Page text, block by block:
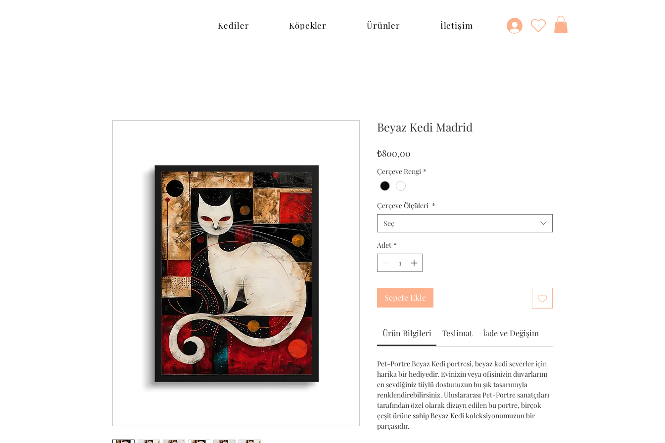
Kediler Köpekler Ürünler İletişim
Beyaz Kedi Madrid
₺800,00
Çerçeve Rengi *
Çerçeve Ölçüleri *
Seç
Adet *
Sepete Ekle
Ürün Bilgileri Teslimat İade ve Değişim
Pet-Portre Beyaz Kedi portresi, beyaz kedi severler için
harika bir hediyedir. Evinizin veya ofisinizin duvarlarını
en sevdiğiniz tüylü dostunuzun bu şık tasarımıyla
renklendirebilirsiniz. Uluslararası Pet-Portre sanatçıları
tarafından özel olarak dizayn edilen bu portre, birçok
çeşit ürüne sahip Beyaz Kedi koleksiyonumuzun bir
parçasıdır.